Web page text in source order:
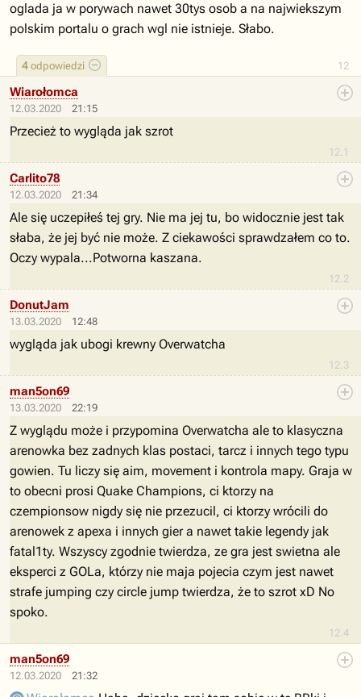
12
4 odpowiedzi
oglada ja w porywach nawet 30tys osob a na najwiekszym
polskim portalu o grach wgl nie istnieje. Słabo.
12.03.2020 21:15
12.1
Wiarołomca
Przecież to wygląda jak szrot
12.03.2020 21:34
12.2
Carlito78
Ale się uczepiłeś tej gry. Nie ma jej tu, bo widocznie jest tak
słaba, że jej być nie może. Z ciekawości sprawdzałem co to.
Oczy wypala...Potworna kaszana.
13.03.2020 12:48
12.3
DonutJam
wygląda jak ubogi krewny Overwatcha
13.03.2020 22:19
12.4
man5on69
Z wyglądu może i przypomina Overwatcha ale to klasyczna
arenowka bez zadnych klas postaci, tarcz i innych tego typu
gowien. Tu liczy się aim, movement i kontrola mapy. Graja w
to obecni prosi Quake Champions, ci ktorzy na
czempionsow nigdy się nie przezucil, ci ktorzy wrócili do
arenowek z apexa i innych gier a nawet takie legendy jak
fatal1ty. Wszyscy zgodnie twierdza, ze gra jest swietna ale
eksperci z GOLa, którzy nie maja pojecia czym jest nawet
strafe jumping czy circle jump twierdza, że to szrot xD No
spoko.
12.03.2020 21:32
man5on69